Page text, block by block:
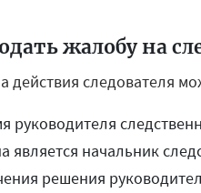
жалобу на
действия следователя
руководителя
является начальник
решения